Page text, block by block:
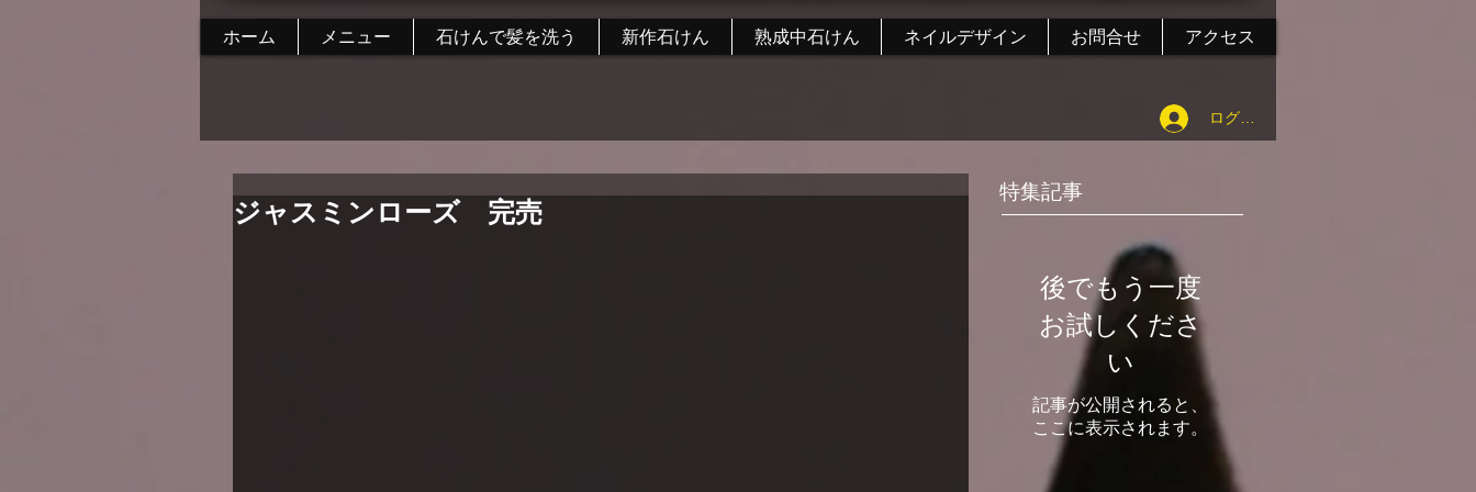
ホーム メニュー 石けんで髪を洗う 新作石けん 熟成中石けん ネイルデザイン お問合せ アクセス
ログイン
ジャスミンローズ 完売
特集記事
後でもう一度
お試しくださ
い
記事が公開されると、
ここに表示されます。